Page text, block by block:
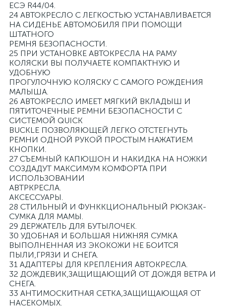
ЕСЭ R44/04.
24 АВТОКРЕСЛО С ЛЕГКОСТЬЮ УСТАНАВЛИВАЕТСЯ
НА СИДЕНЬЕ АВТОМОБИЛЯ ПРИ ПОМОЩИ
ШТАТНОГО
РЕМНЯ БЕЗОПАСНОСТИ.
25 ПРИ УСТАНОВКЕ АВТОКРЕСЛА НА РАМУ
КОЛЯСКИ ВЫ ПОЛУЧАЕТЕ КОМПАКТНУЮ И
УДОБНУЮ
ПРОГУЛОЧНУЮ КОЛЯСКУ С САМОГО РОЖДЕНИЯ
МАЛЫША.
26 АВТОКРЕСЛО ИМЕЕТ МЯГКИЙ ВКЛАДЫШ И
ПЯТИТОЧЕЧНЫЕ РЕМНИ БЕЗОПАСНОСТИ С
СИСТЕМОЙ QUICK
BUCKLE ПОЗВОЛЯЮЩЕЙ ЛЕГКО ОТСТЕГНУТЬ
РЕМНИ ОДНОЙ РУКОЙ ПРОСТЫМ НАЖАТИЕМ
КНОПКИ.
27 СЪЕМНЫЙ КАПЮШОН И НАКИДКА НА НОЖКИ
СОЗДАДУТ МАКСИМУМ КОМФОРТА ПРИ
ИСПОЛЬЗОВАНИИ
АВТРКРЕСЛА.
АКСЕССУАРЫ.
28 СТИЛЬНЫЙ И ФУНККЦИОНАЛЬНЫЙ РЮКЗАК-
СУМКА ДЛЯ МАМЫ.
29 ДЕРЖАТЕЛЬ ДЛЯ БУТЫЛОЧЕК.
30 УДОБНАЯ И БОЛЬШАЯ НИЖНЯЯ СУМКА
ВЫПОЛНЕННАЯ ИЗ ЭКОКОЖИ НЕ БОИТСЯ
ПЫЛИ,ГРЯЗИ И СНЕГА.
31 АДАПТЕРЫ ДЛЯ КРЕПЛЕНИЯ АВТОКРЕСЛА.
32 ДОЖДЕВИК,ЗАЩИЩАЮЩИЙ ОТ ДОЖДЯ ВЕТРА И
СНЕГА.
33 АНТИМОСКИТНАЯ СЕТКА,ЗАЩИЩАЮЩАЯ ОТ
НАСЕКОМЫХ.